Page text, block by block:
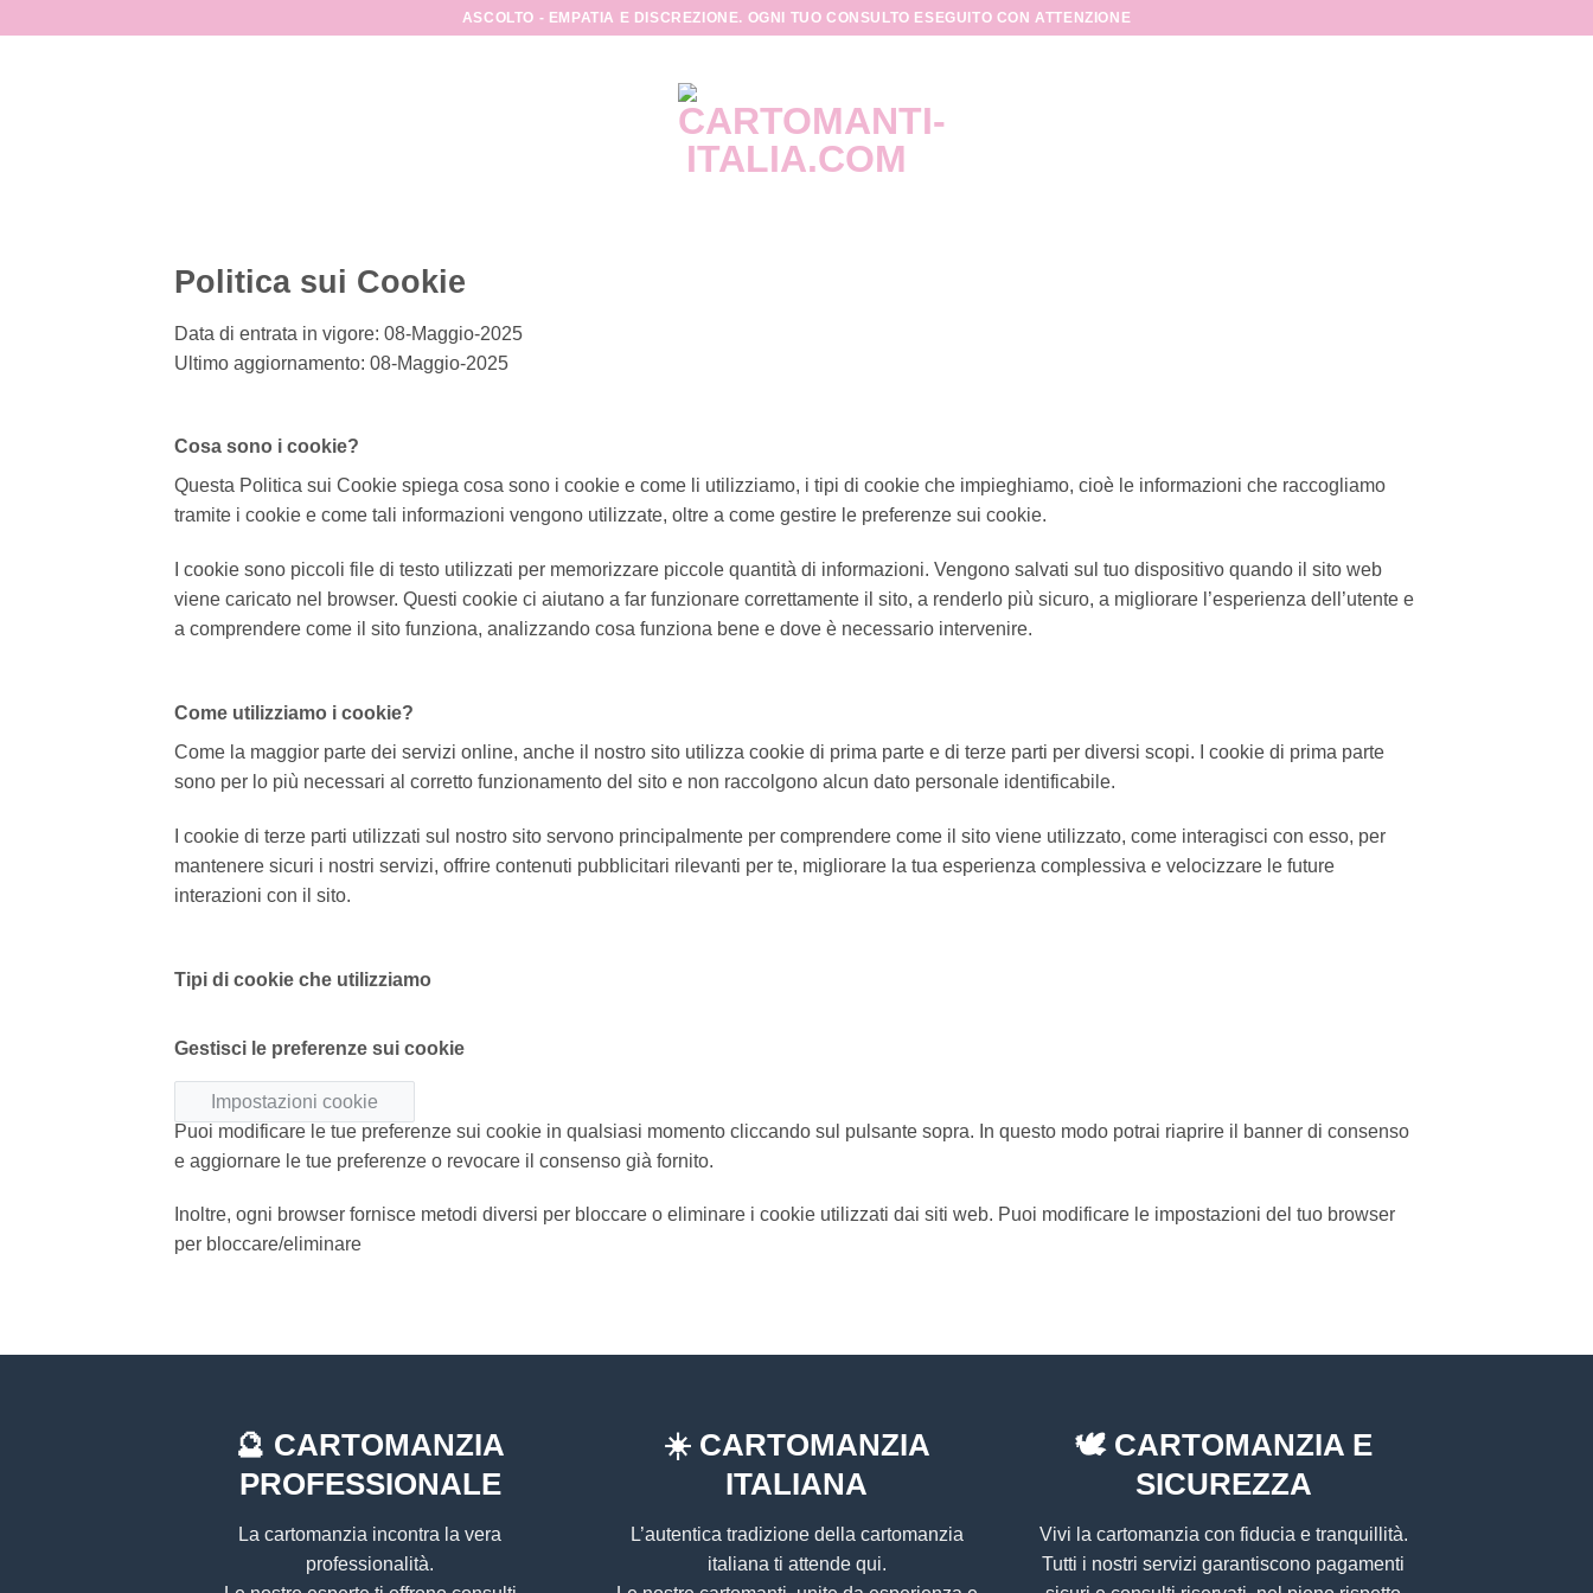
ASCOLTO - EMPATIA E DISCREZIONE. OGNI TUO CONSULTO ESEGUITO CON ATTENZIONE
Politica sui Cookie
Data di entrata in vigore: 08-Maggio-2025
Ultimo aggiornamento: 08-Maggio-2025
Cosa sono i cookie?
Questa Politica sui Cookie spiega cosa sono i cookie e come li utilizziamo, i tipi di cookie che impieghiamo, cioè le informazioni che raccogliamo
tramite i cookie e come tali informazioni vengono utilizzate, oltre a come gestire le preferenze sui cookie.
I cookie sono piccoli file di testo utilizzati per memorizzare piccole quantità di informazioni. Vengono salvati sul tuo dispositivo quando il sito web
viene caricato nel browser. Questi cookie ci aiutano a far funzionare correttamente il sito, a renderlo più sicuro, a migliorare l’esperienza dell’utente e
a comprendere come il sito funziona, analizzando cosa funziona bene e dove è necessario intervenire.
Come utilizziamo i cookie?
Come la maggior parte dei servizi online, anche il nostro sito utilizza cookie di prima parte e di terze parti per diversi scopi. I cookie di prima parte
sono per lo più necessari al corretto funzionamento del sito e non raccolgono alcun dato personale identificabile.
I cookie di terze parti utilizzati sul nostro sito servono principalmente per comprendere come il sito viene utilizzato, come interagisci con esso, per
mantenere sicuri i nostri servizi, offrire contenuti pubblicitari rilevanti per te, migliorare la tua esperienza complessiva e velocizzare le future
interazioni con il sito.
Tipi di cookie che utilizziamo
Gestisci le preferenze sui cookie
Impostazioni cookie
Puoi modificare le tue preferenze sui cookie in qualsiasi momento cliccando sul pulsante sopra. In questo modo potrai riaprire il banner di consenso
e aggiornare le tue preferenze o revocare il consenso già fornito.
Inoltre, ogni browser fornisce metodi diversi per bloccare o eliminare i cookie utilizzati dai siti web. Puoi modificare le impostazioni del tuo browser
per bloccare/eliminare
🔮 CARTOMANZIA
PROFESSIONALE
La cartomanzia incontra la vera
professionalità.
☀️ CARTOMANZIA
ITALIANA
L’autentica tradizione della cartomanzia
italiana ti attende qui.
🕊️ CARTOMANZIA E
SICUREZZA
Vivi la cartomanzia con fiducia e tranquillità.
Tutti i nostri servizi garantiscono pagamenti